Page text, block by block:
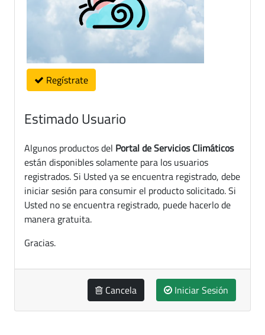
Regístrate
Estimado Usuario
Algunos productos del Portal de Servicios Climáticos
están disponibles solamente para los usuarios
registrados. Si Usted ya se encuentra registrado, debe
iniciar sesión para consumir el producto solicitado. Si
Usted no se encuentra registrado, puede hacerlo de
manera gratuita.
Gracias.
Cancela Iniciar Sesión